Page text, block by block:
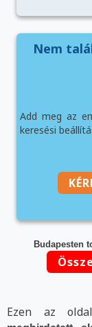
Nem
Add meg az
keresési
Budapesten
Ezen az